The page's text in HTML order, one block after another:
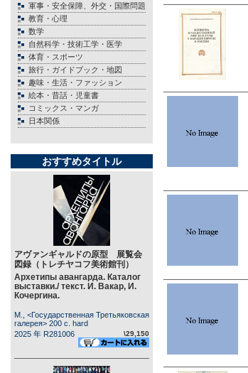
軍事・安全保障、外交・国際問題
教育・心理
数学
自然科学・技術工学・医学
体育・スポーツ
旅行・ガイドブック・地図
趣味・生活・ファッション
絵本・昔話・児童書
コミックス・マンガ
日本関係
おすすめタイトル
アヴァンギャルドの原型 展覧会
図録（トレチヤコフ美術館刊）
Архетипы авангарда. Каталог
выставки./ текст. И. Вакар, И.
Кочергина.
М., <Государственная Третьяковская
галерея> 200 c. hard
2025 年 R281006
\29,150